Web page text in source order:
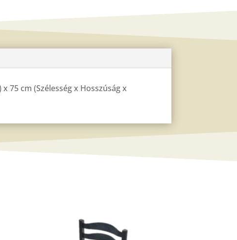
75 cm (Szélesség x Hosszúság x